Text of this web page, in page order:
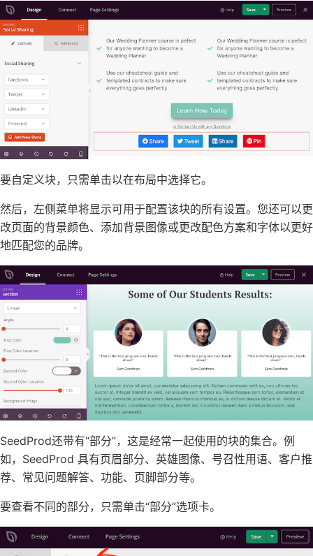
要自定义块，只需单击以在布局中选择它。
然后，左侧菜单将显示可用于配置该块的所有设置。您还可以更
改页面的背景颜色、添加背景图像或更改配色方案和字体以更好
地匹配您的品牌。
SeedProd还带有“部分”，这是经常一起使用的块的集合。例
如，SeedProd 具有页眉部分、英雄图像、号召性用语、客户推
荐、常见问题解答、功能、页脚部分等。
要查看不同的部分，只需单击“部分”选项卡。